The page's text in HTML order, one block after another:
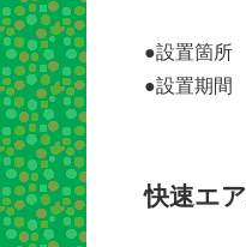
●設置箇所
●設置期間
快速エ